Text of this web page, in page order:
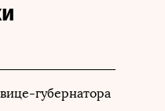
губернатора